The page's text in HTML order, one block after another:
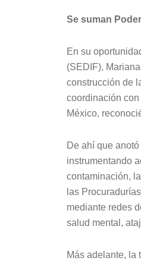
Se suman
En su
(SEDIF),
construcción de
coordinación
México,
De ahí que
instrumentando
contaminación,
las
mediante redes
salud mental,
Más adelante, la